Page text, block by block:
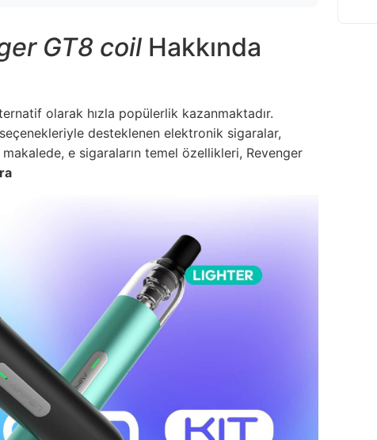
GT8 coil Hakkında
olarak hızla popülerlik kazanmaktadır.
desteklenen elektronik sigaralar,
e sigaraların temel özellikleri, Revenger